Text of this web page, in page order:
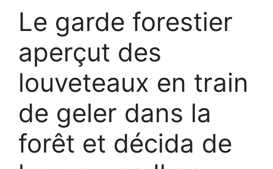
Le garde forestier
aperçut des
louveteaux en train
de geler dans la
forêt et décida de